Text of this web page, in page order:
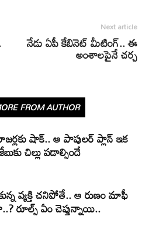
Next article
నేడు ఏపీ కేబినెట్ మీటింగ్.. ఈ
అంశాలపైనే చర్చ
FROM AUTHOR
షాక్.. ఆ పాపులర్ ప్లాన్ ఇక
చిల్లు పడాల్సిందే
వ్యక్తి చనిపోతే.. ఆ రుణం మాఫీ
రూల్స్ ఏం చెప్తున్నాయి..